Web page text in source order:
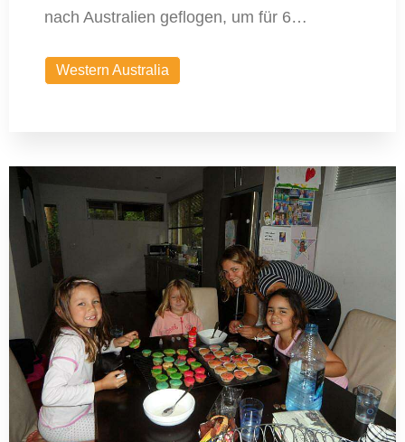
nach Australien geflogen, um für 6…
Western Australia